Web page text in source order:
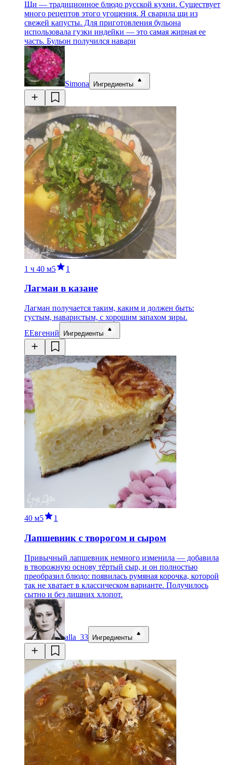
Щи — традиционное блюдо русской кухни. Существует
много рецептов этого угощения. Я сварила щи из
свежей капусты. Для приготовления бульона
использовала гузки индейки — это самая жирная ее
часть. Бульон получился навари
Simona Ингредиенты
1 ч 40 м5 1
Лагман в казане
Лагман получается таким, каким и должен быть:
густым, наваристым, с хорошим запахом зиры.
ЕЕвгений Ингредиенты
40 м5 1
Лапшевник с творогом и сыром
Привычный лапшевник немного изменила — добавила
в творожную основу тёртый сыр, и он полностью
преобразил блюдо: появилась румяная корочка, которой
так не хватает в классическом варианте. Получилось
сытно и без лишних хлопот.
alla_33 Ингредиенты